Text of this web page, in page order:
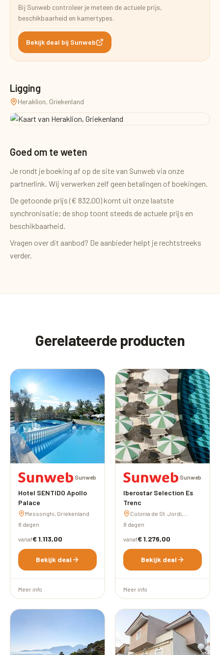
Bij Sunweb controleer je meteen de actuele prijs,
beschikbaarheid en kamertypes.
Bekijk deal bij Sunweb
Ligging
Heraklion, Griekenland
Goed om te weten
Je rondt je boeking af op de site van Sunweb via onze
partnerlink. Wij verwerken zelf geen betalingen of boekingen.
De getoonde prijs (€ 832,00) komt uit onze laatste
synchronisatie; de shop toont steeds de actuele prijs en
beschikbaarheid.
Vragen over dit aanbod? De aanbieder helpt je rechtstreeks
verder.
Gerelateerde producten
·Sunweb
Hotel SENTIDO Apollo
Palace
Messonghi, Griekenland
8 dagen
vanaf€ 1.113,00
Bekijk deal
Meer info
·Sunweb
Iberostar Selection Es
Trenc
Colonia de St. Jordi,
Spanje
8 dagen
vanaf€ 1.276,00
Bekijk deal
Meer info